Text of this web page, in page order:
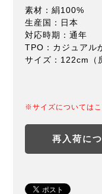
素材：絹100%
生産国：日本
対応時期：通年
TPO：カジュアル
サイズ：122cm（
※サイズについては
再入荷に